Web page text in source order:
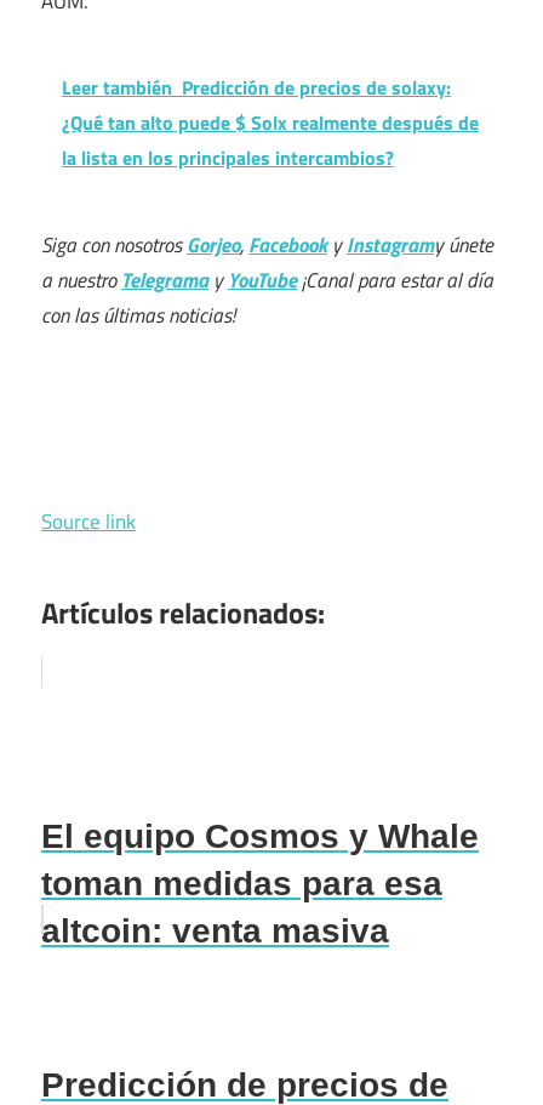
Leer también Predicción de precios de solaxy:
¿Qué tan alto puede $ Solx realmente después de
la lista en los principales intercambios?
Siga con nosotrosGorjeo,Facebook yInstagramy únete
a nuestroTelegramayYouTube¡Canal para estar al día
con las últimas noticias!
Source link
Artículos relacionados:
El equipo Cosmos y Whale
toman medidas para esa
altcoin: venta masiva
Predicción de precios de